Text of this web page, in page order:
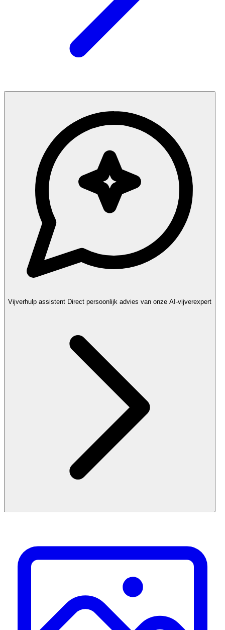
Vijverhulp assistent Direct persoonlijk advies van onze AI-vijverexpert